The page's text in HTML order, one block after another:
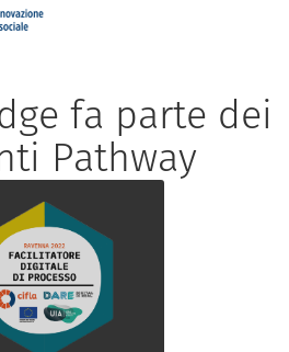
fa parte dei
Pathway